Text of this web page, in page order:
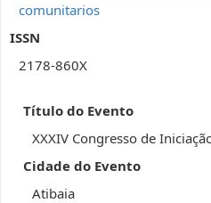
comunitarios
ISSN
2178-860X
Título do Evento
XXXIV Congresso de
Cidade do Evento
Atibaia